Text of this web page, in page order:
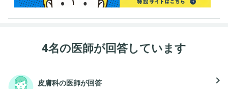
4名の医師が回答しています
皮膚科の医師が回答 navigate_next